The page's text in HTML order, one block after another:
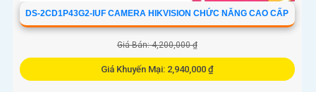
DS-2CD1P43G2-IUF CAMERA HIKVISION CHỨC NĂNG CAO CẤP
Giá Bán: 4,200,000 ₫
Giá Khuyến Mại: 2,940,000 ₫